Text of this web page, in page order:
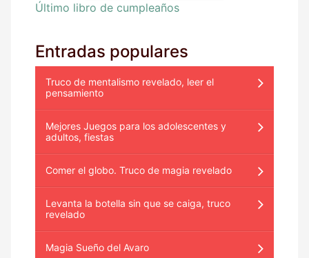
Último libro de cumpleaños
Entradas populares
Truco de mentalismo revelado, leer el
pensamiento
Mejores Juegos para los adolescentes y
adultos, fiestas
Comer el globo. Truco de magia revelado
Levanta la botella sin que se caiga, truco
revelado
Magia Sueño del Avaro